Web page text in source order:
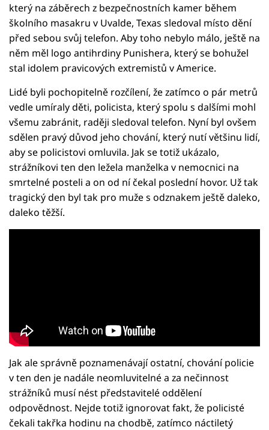
který na záběrech z bezpečnostních kamer během
školního masakru v Uvalde, Texas sledoval místo dění
před sebou svůj telefon. Aby toho nebylo málo, ještě na
něm měl logo antihrdiny Punishera, který se bohužel
stal idolem pravicových extremistů v Americe.
Lidé byli pochopitelně rozčílení, že zatímco o pár metrů
vedle umíraly děti, policista, který spolu s dalšími mohl
všemu zabránit, raději sledoval telefon. Nyní byl ovšem
sdělen pravý důvod jeho chování, který nutí většinu lidí,
aby se policistovi omluvila. Jak se totiž ukázalo,
strážníkovi ten den ležela manželka v nemocnici na
smrtelné posteli a on od ní čekal poslední hovor. Už tak
tragický den byl tak pro muže s odznakem ještě daleko,
daleko těžší.
Jak ale správně poznamenávají ostatní, chování policie
v ten den je nadále neomluvitelné a za nečinnost
strážníků musí nést představitelé oddělení
odpovědnost. Nejde totiž ignorovat fakt, že policisté
čekali takřka hodinu na chodbě, zatímco náctiletý